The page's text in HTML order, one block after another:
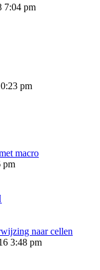
7:04 pm
pm
macro
pm
naar cellen
3:48 pm